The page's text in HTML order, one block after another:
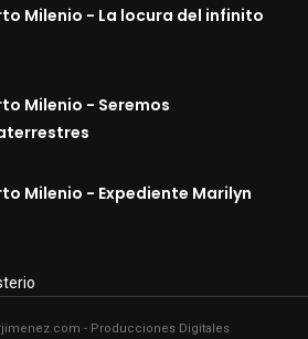
Milenio - La locura del infinito
Milenio - Seremos
Milenio - Expediente Marilyn
- Producciones Digitales